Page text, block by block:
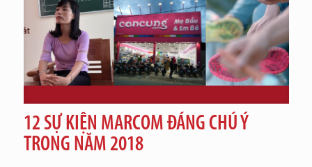
12 SỰ KIỆN MARCOM ĐÁNG CHÚ Ý
TRONG NĂM 2018